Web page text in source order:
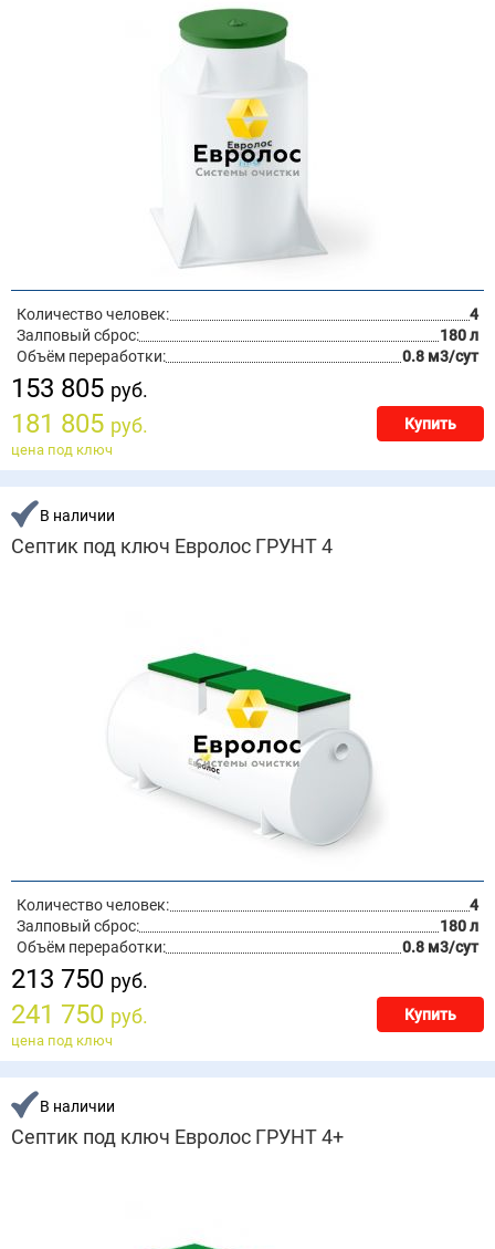
Количество человек:
4
Залповый сброс:
180 л
Объём переработки:
0.8 м3/сут
153 805 руб.
181 805 руб. Купить
цена под ключ
В наличии
Септик под ключ Евролос ГРУНТ 4
Количество человек:
4
Залповый сброс:
180 л
Объём переработки:
0.8 м3/сут
213 750 руб.
241 750 руб. Купить
цена под ключ
В наличии
Септик под ключ Евролос ГРУНТ 4+